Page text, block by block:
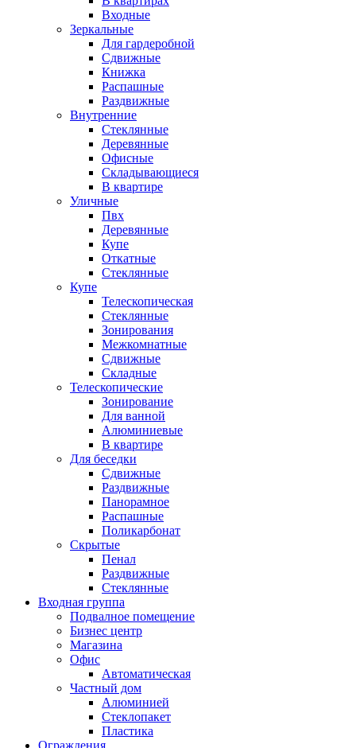
Входные
Зеркальные
Для гардеробной
Сдвижные
Книжка
Распашные
Раздвижные
Внутренние
Стеклянные
Деревянные
Офисные
Складывающиеся
В квартире
Уличные
Пвх
Деревянные
Купе
Откатные
Стеклянные
Купе
Телескопическая
Стеклянные
Зонирования
Межкомнатные
Сдвижные
Складные
Телескопические
Зонирование
Для ванной
Алюминиевые
В квартире
Для беседки
Сдвижные
Раздвижные
Панорамное
Распашные
Поликарбонат
Скрытые
Пенал
Раздвижные
Стеклянные
Входная группа
Подвалное помещение
Бизнес центр
Магазина
Офис
Автоматическая
Частный дом
Алюминией
Стеклопакет
Пластика
Ограждения